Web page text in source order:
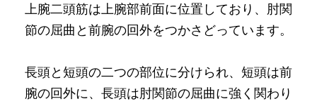
上腕二頭筋は上腕部前面に位置しており、肘関
節の屈曲と前腕の回外をつかさどっています。
長頭と短頭の二つの部位に分けられ、短頭は前
腕の回外に、長頭は肘関節の屈曲に強く関わり